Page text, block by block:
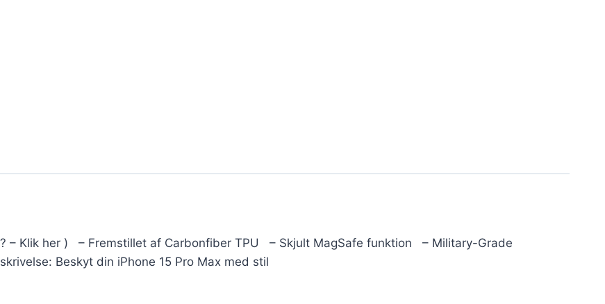
– Klik her ) – Fremstillet af Carbonfiber TPU – Skjult MagSafe funktion – Military-Grade
Beskyt din iPhone 15 Pro Max med stil